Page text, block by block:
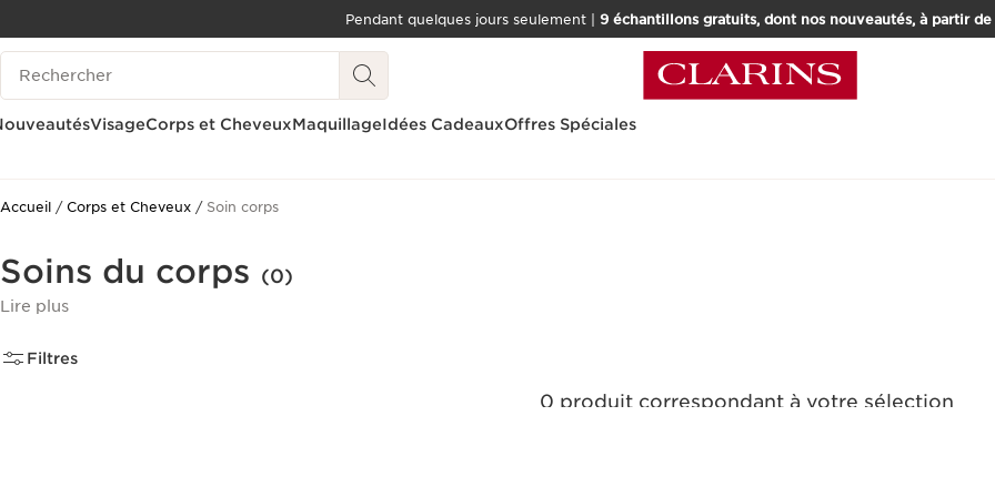
ALLER AU CONTENU
ALLER AU PIED DE PAGE
OUTIL D'ACCESSIBILITÉ
Pendant quelques jours seulement | 9 échantillons gratuits, dont nos nouveautés, à partir de
Historique des recherches
VisageCorps et CheveuxMaquillageIdées CadeauxOffres Spéciales
Accueil Corps et Cheveux Soin corps
Soins du corps (0)
Lire plus
Filtres
0 produit correspondant à votre sélection